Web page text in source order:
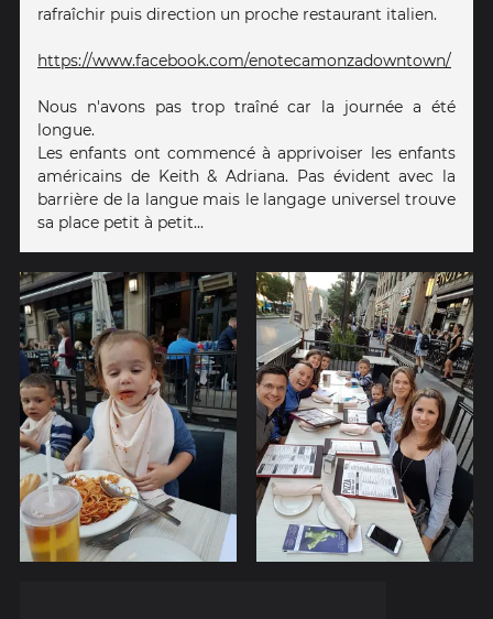
rafraîchir puis direction un proche restaurant italien.
https://www.facebook.com/enotecamonzadowntown/
Nous n'avons pas trop traîné car la journée a été
longue.
Les enfants ont commencé à apprivoiser les enfants
américains de Keith & Adriana. Pas évident avec la
barrière de la langue mais le langage universel trouve
sa place petit à petit...